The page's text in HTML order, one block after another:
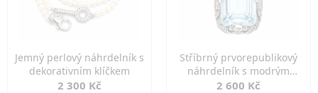
Jemný perlový náhrdelník s
dekorativním klíčkem
2 300 Kč
Stříbrný prvorepublikový
náhrdelník s modrým
spinelem
2 600 Kč